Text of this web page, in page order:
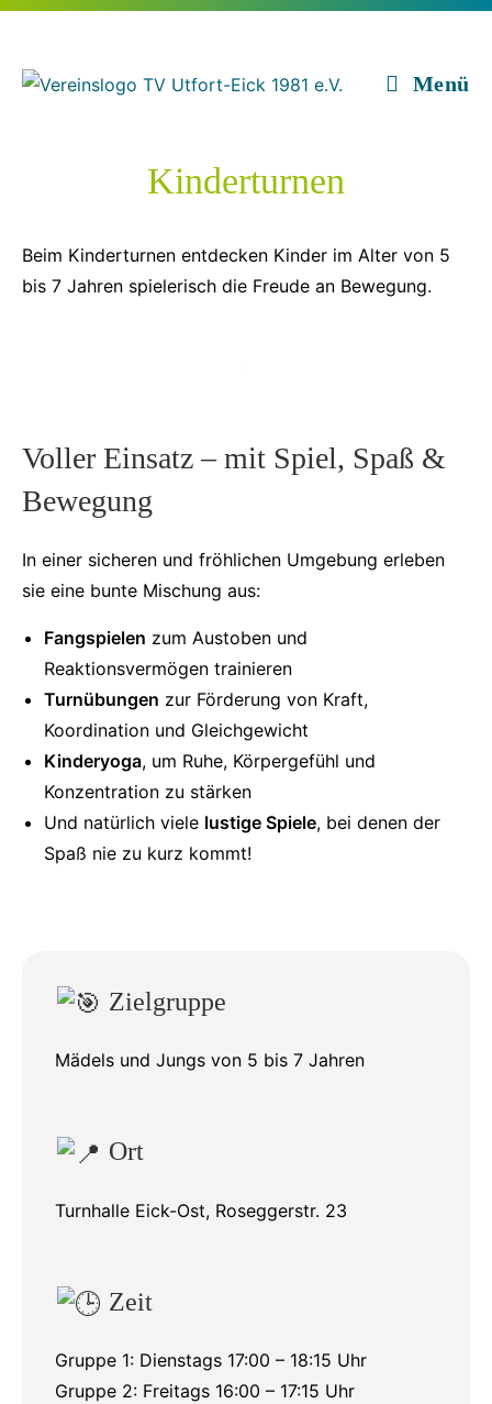
Zum
springen
Menü
Kinderturnen
Beim Kinderturnen entdecken Kinder im Alter von 5
bis 7 Jahren spielerisch die Freude an Bewegung.
Voller Einsatz – mit Spiel, Spaß &
Bewegung
In einer sicheren und fröhlichen Umgebung erleben
sie eine bunte Mischung aus:
Fangspielen zum Austoben und
Reaktionsvermögen trainieren
Turnübungen zur Förderung von Kraft,
Koordination und Gleichgewicht
Kinderyoga, um Ruhe, Körpergefühl und
Konzentration zu stärken
Und natürlich viele lustige Spiele, bei denen der
Spaß nie zu kurz kommt!
Zielgruppe
Mädels und Jungs von 5 bis 7 Jahren
Ort
Turnhalle Eick-Ost, Roseggerstr. 23
Zeit
Gruppe 1: Dienstags 17:00 – 18:15 Uhr
Gruppe 2: Freitags 16:00 – 17:15 Uhr